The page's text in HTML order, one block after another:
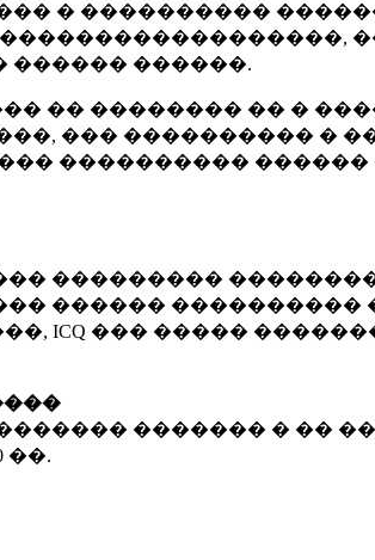
� ����������
������ ������.
�� �������� �� �
��� ���������� �
����������
���������
������ ����������
ICQ ��� �����
������� � ��
��.